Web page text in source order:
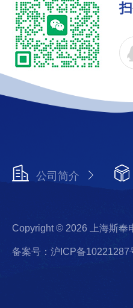
公司简介
Copyright © 2026 上海斯奉
备案号：沪ICP备10221287